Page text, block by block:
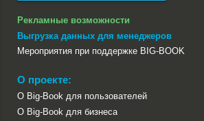
Рекламные возможности
Выгрузка данных для менеджеров
Мероприятия при поддержке BIG-BOOK
О проекте:
О Big-Book для пользователей
О Big-Book для бизнеса